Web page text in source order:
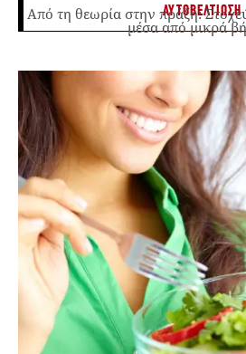
ΑΥΤΟΒΕΛΤΙΩΣΗ
Από τη θεωρία στην πράξη:
μέσα από μικρά